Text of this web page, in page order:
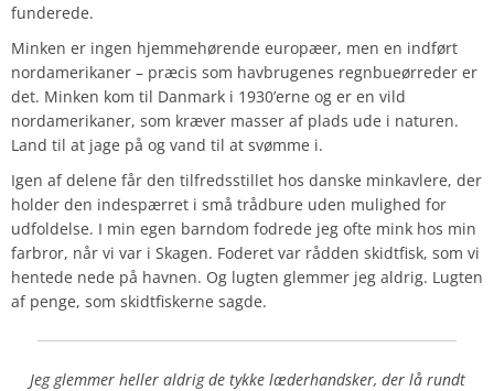
funderede.
Minken er ingen hjemmehørende europæer, men en indført
nordamerikaner – præcis som havbrugenes regnbueørreder er
det. Minken kom til Danmark i 1930’erne og er en vild
nordamerikaner, som kræver masser af plads ude i naturen.
Land til at jage på og vand til at svømme i.
Igen af delene får den tilfredsstillet hos danske minkavlere, der
holder den indespærret i små trådbure uden mulighed for
udfoldelse. I min egen barndom fodrede jeg ofte mink hos min
farbror, når vi var i Skagen. Foderet var rådden skidtfisk, som vi
hentede nede på havnen. Og lugten glemmer jeg aldrig. Lugten
af penge, som skidtfiskerne sagde.
Jeg glemmer heller aldrig de tykke læderhandsker, der lå rundt